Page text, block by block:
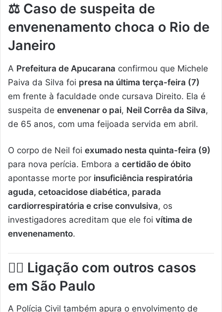
⚖️ Caso de suspeita de
envenenamento choca o Rio de
Janeiro
A Prefeitura de Apucarana confirmou que Michele
Paiva da Silva foi presa na última terça-feira (7)
em frente à faculdade onde cursava Direito. Ela é
suspeita de envenenar o pai, Neil Corrêa da Silva,
de 65 anos, com uma feijoada servida em abril.
O corpo de Neil foi exumado nesta quinta-feira (9)
para nova perícia. Embora a certidão de óbito
apontasse morte por insuficiência respiratória
aguda, cetoacidose diabética, parada
cardiorrespiratória e crise convulsiva, os
investigadores acreditam que ele foi vítima de
envenenamento.
🕵️‍♀️ Ligação com outros casos
em São Paulo
A Polícia Civil também apura o envolvimento de